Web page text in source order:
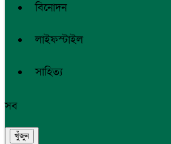
বিনোদন
লাইফস্টাইল
সাহিত্য
সব